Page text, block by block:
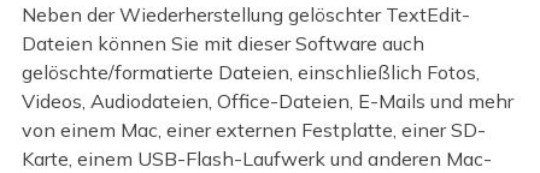
Neben der Wiederherstellung gelöschter TextEdit-
Dateien können Sie mit dieser Software auch
gelöschte/formatierte Dateien, einschließlich Fotos,
Videos, Audiodateien, Office-Dateien, E-Mails und mehr
von einem Mac, einer externen Festplatte, einer SD-
Karte, einem USB-Flash-Laufwerk und anderen Mac-